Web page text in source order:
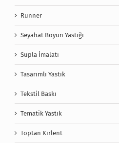
Runner
Seyahat Boyun Yastığı
Supla İmalatı
Tasarımlı Yastık
Tekstil Baskı
Tematik Yastık
Toptan Kırlent